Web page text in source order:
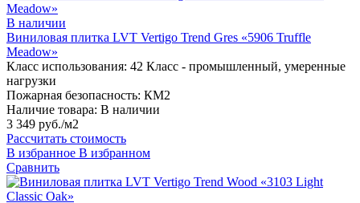
В наличии
Виниловая плитка LVT Vertigo Trend Gres «5906 Truffle
Meadow»
Класс использования: 42 Класс - промышленный, умеренные
нагрузки
Пожарная безопасность: КМ2
Наличие товара: В наличии
3 349 руб./м2
Рассчитать стоимость
В избранное В избранном
Сравнить